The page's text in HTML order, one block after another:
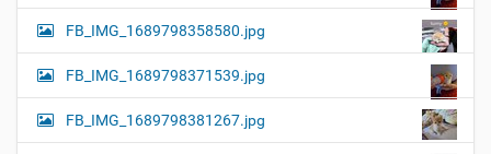
FB_IMG_1689798358580.jpg
FB_IMG_1689798371539.jpg
FB_IMG_1689798381267.jpg